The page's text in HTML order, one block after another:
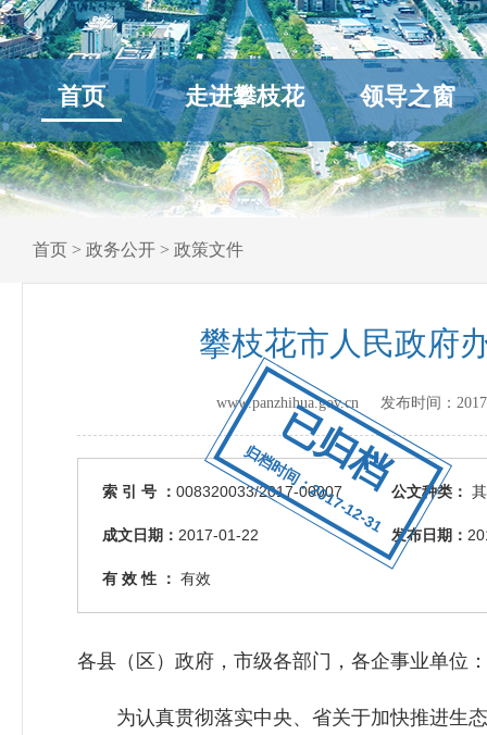
已归档
归档时间：2017-12-31
首页 走进攀枝花 领导之窗
首页 > 政务公开 > 政策文件
攀枝花市人民政府
www.panzhihua.gov.cn 发布时间：
索 引 号 ： 008320033/2017-00007 公文种类：
成文日期： 2017-01-22 发布日期：
有 效 性 ： 有效
各县（区）政府，市级各部门，各企事业单位：
为认真贯彻落实中央、省关于加快推进生态